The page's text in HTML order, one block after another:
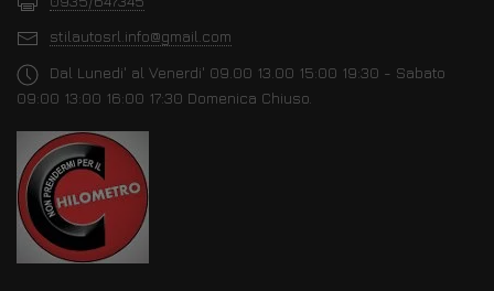
stilautosrl.info@gmail.com
Dal Lunedi' al Venerdi' 09.00 13.00 15:00 19:30 - Sabato
09:00 13:00 16:00 17:30 Domenica Chiuso.